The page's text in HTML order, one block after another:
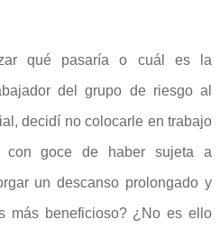
qué pasaría o cuál es la
del grupo de riesgo al
decidí no colocarle en trabajo
con goce de haber sujeta a
un descanso prolongado y
más beneficioso? ¿No es ello